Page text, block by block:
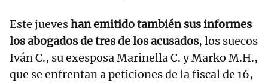
Este jueveshan emitido también sus informes
los abogados de tres de los acusados, los suecos
Iván C., su exesposa Marinella C. y Marko M.H.,
que se enfrentan a peticiones de la fiscal de 16,